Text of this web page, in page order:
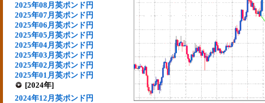
2025年08月英ポンド円
2025年07月英ポンド円
2025年06月英ポンド円
2025年05月英ポンド円
2025年04月英ポンド円
2025年03月英ポンド円
2025年02月英ポンド円
2025年01月英ポンド円
[2024年]
2024年12月英ポンド円